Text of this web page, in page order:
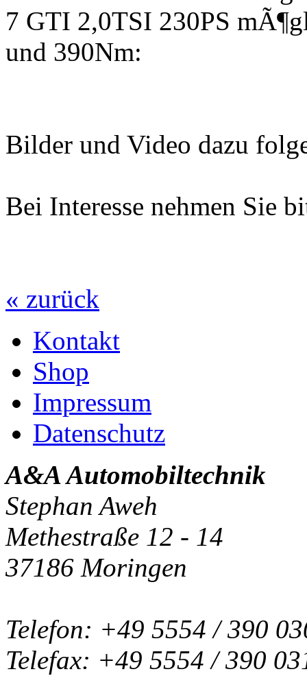
7 GTI 2,0TSI 230PS
und 390Nm:
Bilder und Video dazu
Bei Interesse nehmen Sie
« zurück
Kontakt
Shop
Impressum
Datenschutz
A&A Automobiltechnik
Stephan Aweh
Methestraße 12 - 14
37186 Moringen
Telefon: +49 5554 / 390
Telefax: +49 5554 / 390